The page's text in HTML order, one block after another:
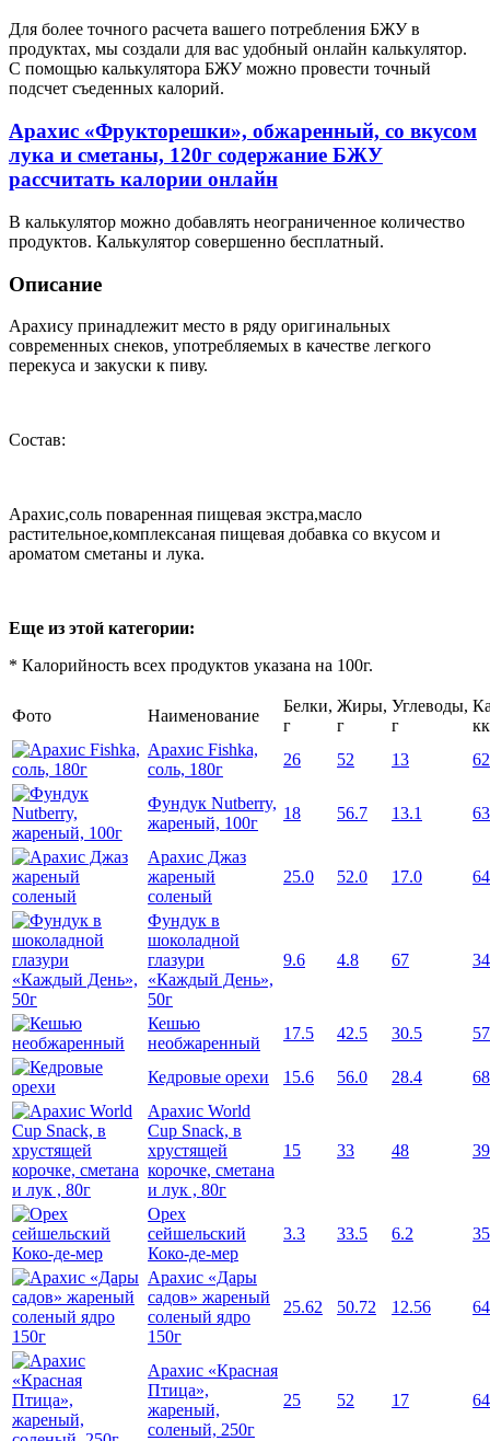
Для более точного расчета вашего потребления БЖУ в
продуктах, мы создали для вас удобный онлайн калькулятор.
С помощью калькулятора БЖУ можно провести точный
подсчет съеденных калорий.
Арахис «Фрукторешки», обжаренный, со вкусом
лука и сметаны, 120г содержание БЖУ
рассчитать калории онлайн
В калькулятор можно добавлять неограниченное количество
продуктов. Калькулятор совершенно бесплатный.
Описание
Арахису принадлежит место в ряду оригинальных
современных снеков, употребляемых в качестве легкого
перекуса и закуски к пиву.
Состав:
Арахис,соль поваренная пищевая экстра,масло
растительное,комплексаная пищевая добавка со вкусом и
ароматом сметаны и лука.
Еще из этой категории:
* Калорийность всех продуктов указана на 100г.
Фото Наименование
Белки,
г
Жиры,
г
Углеводы,
г
Арахис Fishka,
соль, 180г
26 52 13
Фундук Nutberry,
жареный, 100г
18 56.7 13.1
Арахис Джаз
жареный
соленый
25.0 52.0 17.0
Фундук в
шоколадной
глазури
«Каждый День»,
50г
9.6 4.8 67
Кешью
необжаренный
17.5 42.5 30.5
Кедровые орехи 15.6 56.0 28.4
Арахис World
Cup Snack, в
хрустящей
корочке, сметана
и лук , 80г
15 33 48
Орех
сейшельский
Коко-де-мер
3.3 33.5 6.2
Арахис «Дары
садов» жареный
соленый ядро
150г
25.62 50.72 12.56
Арахис «Красная
Птица»,
жареный,
соленый, 250г
25 52 17